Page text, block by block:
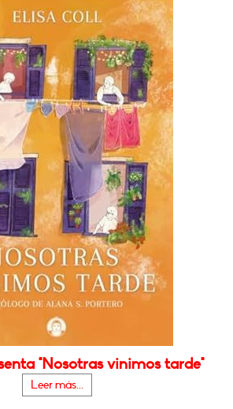
"Nosotras vinimos tarde"
Leer más...